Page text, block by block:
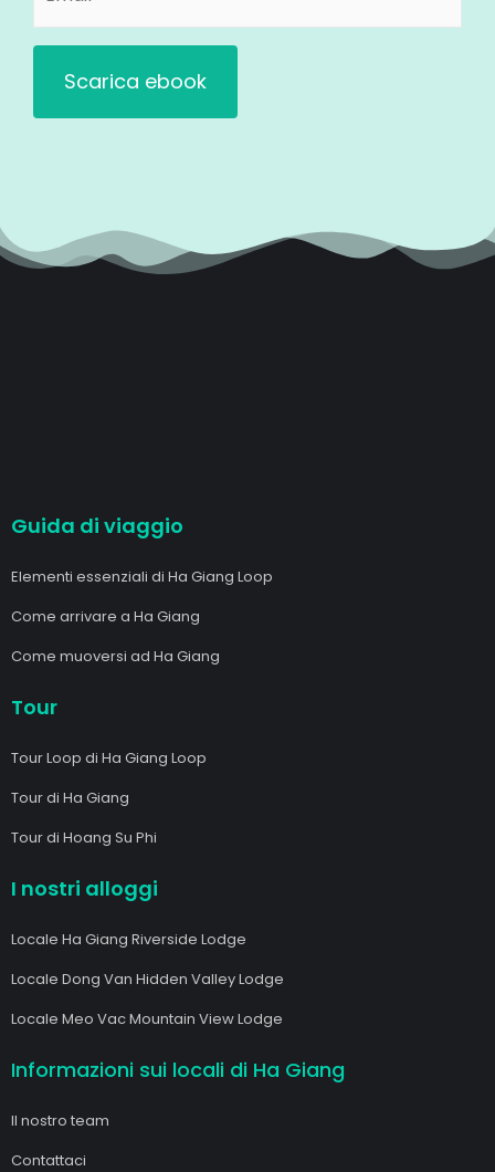
Guida di viaggio
Elementi essenziali di Ha Giang Loop
Come arrivare a Ha Giang
Come muoversi ad Ha Giang
Tour
Tour Loop di Ha Giang Loop
Tour di Ha Giang
Tour di Hoang Su Phi
I nostri alloggi
Locale Ha Giang Riverside Lodge
Locale Dong Van Hidden Valley Lodge
Locale Meo Vac Mountain View Lodge
Informazioni sui locali di Ha Giang
Il nostro team
Contattaci